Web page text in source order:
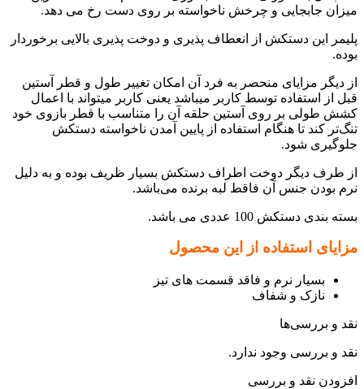
میزان جابجایی و چرخش ناخواسته بر روی دست رخ می دهد.
پلیمر این دستکش از انعطاف پذیری و دوخت پذیری بالایی برخوردار
بوده.
از دیگر مزایای منحصر به فرد آن امکان تغییر طول و قطر آستین
قبل از استفاده توسط کاربر میباشد یعنی کاربر میتواند با اعمال
کشش طولی بر روی آستین حلقه آن را متناسب با قطر بازوی خود
تنگ‌تر کند تا هنگام استفاده از پایین آمدن ناخواسته دستکش
جلوگیری شود.
از طرف دیگر دوخت اطراف دستکش بسیار ظریف بوده و به دلیل
نرم بودن جنس آن فاقط لبه برنده می‌باشد.
بسته بندی دستکش 100 عددی می باشد.
مزایای استفاده از این محصول
بسیار نرم و فاقد قسمت های تیز
نازک و شفاف
نقد و بررسی‌ها
نقد و بررسی وجود ندارد.
افزودن نقد و بررسی